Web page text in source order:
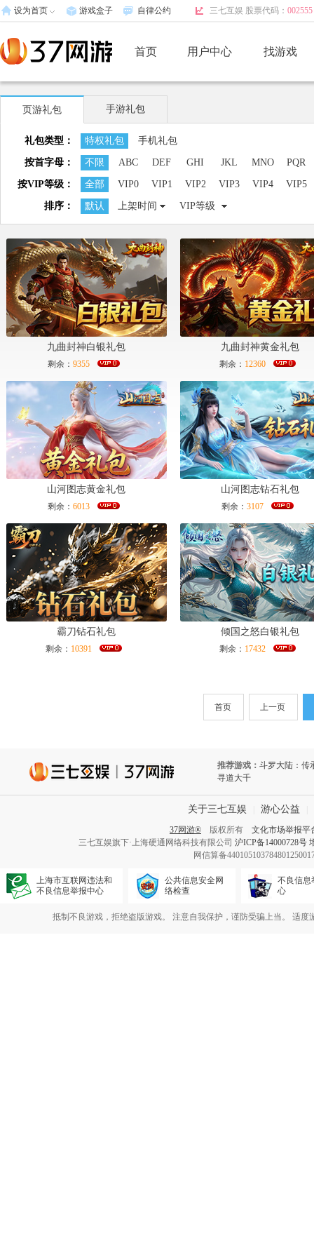
设为首页 游戏盒子 自律公约 三七互娱 股票代码： 002555
首页 用户中心 找游戏
页游礼包 手游礼包
礼包类型： 特权礼包 手机礼包
按首字母： 不限 ABC DEF GHI JKL MNO PQR
按VIP等级： 全部 VIP0 VIP1 VIP2 VIP3 VIP4 VIP5
排序： 默认 上架时间 VIP等级
九曲封神白银礼包
剩余： 9355
马上领取
九曲封神黄金礼包
剩余： 12360
马上领取
山河图志黄金礼包
剩余： 6013
马上领取
山河图志钻石礼包
剩余： 3107
马上领取
霸刀钻石礼包
剩余： 10391
马上领取
倾国之怒白银礼包
剩余： 17432
马上领取
首页 上一页
推荐游戏： 斗罗大陆：传
寻道大千
关于三七互娱 游心公益
37网游® 版权所有 文化市场举报平
三七互娱旗下·上海硬通网络科技有限公司 沪ICP备14000728号
网信算备
上海市互联网违法和
不良信息举报中心
公共信息安全网
络检查
不良信息
心
抵制不良游戏，拒绝盗版游戏。 注意自我保护，谨防受骗上当。 适